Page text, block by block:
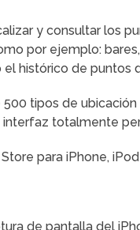
y consultar los
por ejemplo: bares,
histórico de puntos
tipos de ubicación
interfaz totalmente
para iPhone,